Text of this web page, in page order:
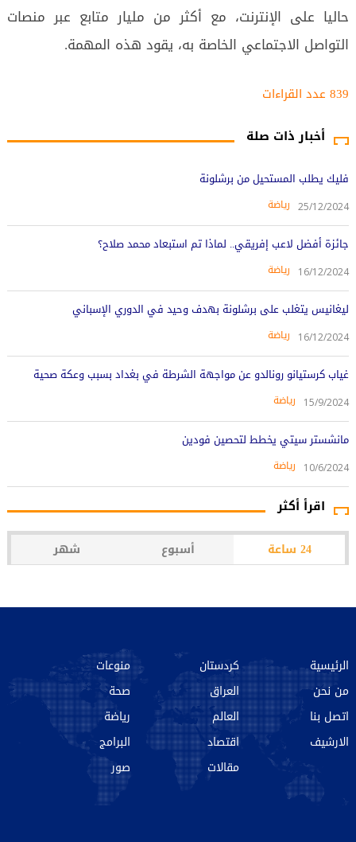
أخبار ذات صلة
فليك يطلب المستحيل من برشلونة
25/12/2024 رياضة
جائزة أفضل لاعب إفريقي.. لماذا تم استبعاد محمد صلاح؟
16/12/2024 رياضة
ليغانيس يتغلب على برشلونة بهدف وحيد في الدوري الإسباني
16/12/2024 رياضة
غياب كرستيانو رونالدو عن مواجهة الشرطة في بغداد بسبب وعكة صحية
15/9/2024 رياضة
مانشستر سيتي يخطط لتحصين فودين
10/6/2024 رياضة
حاليا على الإنترنت، مع أكثر من مليار متابع عبر منصات
التواصل الاجتماعي الخاصة به، يقود هذه المهمة.
839 عدد القراءات‌‌
اقرأ أكثر
24 ساعة أسبوع شهر
الرئيسية
من نحن‌
اتصل بنا
الارشیف
كردستان
العراق
العالم
اقتصاد
مقالات
منوعات
صحة
رياضة
البرامج
صور